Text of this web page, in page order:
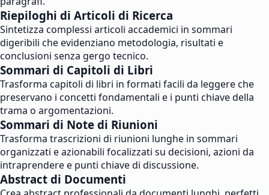
Riepiloghi di Articoli di Ricerca
Sintetizza complessi articoli accademici in sommari
digeribili che evidenziano metodologia, risultati e
conclusioni senza gergo tecnico.
Sommari di Capitoli di Libri
Trasforma capitoli di libri in formati facili da leggere che
preservano i concetti fondamentali e i punti chiave della
trama o argomentazioni.
Sommari di Note di Riunioni
Trasforma trascrizioni di riunioni lunghe in sommari
organizzati e azionabili focalizzati su decisioni, azioni da
intraprendere e punti chiave di discussione.
Abstract di Documenti